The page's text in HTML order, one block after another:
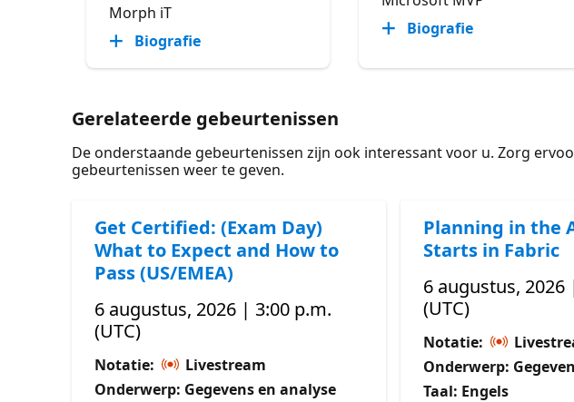
Morph iT
Biografie
Biografie
Gerelateerde gebeurtenissen
De onderstaande gebeurtenissen zijn ook interessant voor u. Zorg
gebeurtenissen weer te geven.
Get Certified: (Exam Day)
What to Expect and How to
Pass (US/EMEA)
6 augustus, 2026 | 3:00 p.m.
(UTC)
Notatie:
Livestream
Onderwerp: Gegevens en analyse
Planning in the
Starts in Fabric
6 augustus, 2026
(UTC)
Notatie:
Onderwerp:
Taal: Engels